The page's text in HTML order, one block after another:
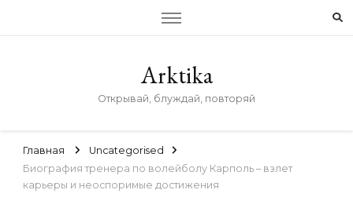
Arktika
Открывай, блуждай, повторяй
Главная
Uncategorised
Биография тренера по волейболу Карполь – взлет
карьеры и неоспоримые достижения